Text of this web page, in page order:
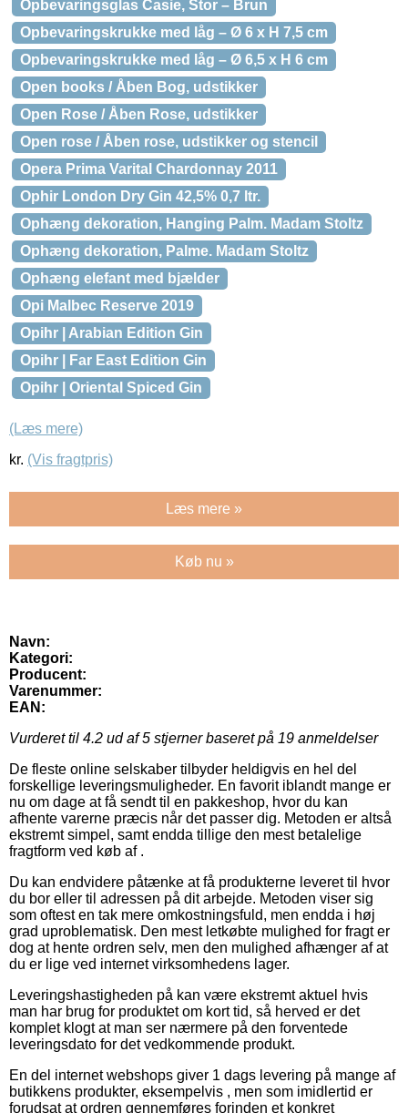
Opbevaringsglas Casie, Stor – Brun
Opbevaringskrukke med låg – Ø 6 x H 7,5 cm
Opbevaringskrukke med låg – Ø 6,5 x H 6 cm
Open books / Åben Bog, udstikker
Open Rose / Åben Rose, udstikker
Open rose / Åben rose, udstikker og stencil
Opera Prima Varital Chardonnay 2011
Ophir London Dry Gin 42,5% 0,7 ltr.
Ophæng dekoration, Hanging Palm. Madam Stoltz
Ophæng dekoration, Palme. Madam Stoltz
Ophæng elefant med bjælder
Opi Malbec Reserve 2019
Opihr | Arabian Edition Gin
Opihr | Far East Edition Gin
Opihr | Oriental Spiced Gin
(Læs mere)
kr. (Vis fragtpris)
Læs mere »
Køb nu »
Navn:
Kategori:
Producent:
Varenummer:
EAN:
Vurderet til 4.2 ud af 5 stjerner baseret på 19 anmeldelser
De fleste online selskaber tilbyder heldigvis en hel del
forskellige leveringsmuligheder. En favorit iblandt mange er
nu om dage at få sendt til en pakkeshop, hvor du kan
afhente varerne præcis når det passer dig. Metoden er altså
ekstremt simpel, samt endda tillige den mest betalelige
fragtform ved køb af .
Du kan endvidere påtænke at få produkterne leveret til hvor
du bor eller til adressen på dit arbejde. Metoden viser sig
som oftest en tak mere omkostningsfuld, men endda i høj
grad uproblematisk. Den mest letkøbte mulighed for fragt er
dog at hente ordren selv, men den mulighed afhænger af at
du er lige ved internet virksomhedens lager.
Leveringshastigheden på kan være ekstremt aktuel hvis
man har brug for produktet om kort tid, så herved er det
komplet klogt at man ser nærmere på den forventede
leveringsdato for det vedkommende produkt.
En del internet webshops giver 1 dags levering på mange af
butikkens produkter, eksempelvis , men som imidlertid er
forudsat at ordren gennemføres forinden et konkret